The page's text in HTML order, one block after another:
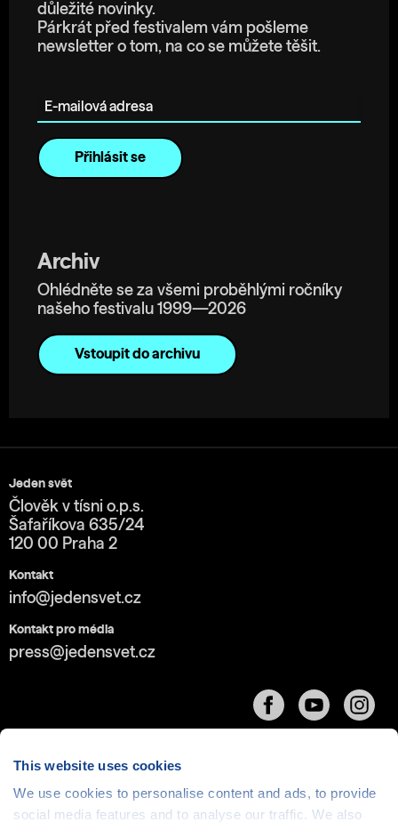
This website uses cookies
We use cookies to personalise content and ads, to provide
social media features and to analyse our traffic. We also
důležité novinky.
Párkrát před festivalem vám pošleme
newsletter o tom, na co se můžete těšit.
Archiv
Ohlédněte se za všemi proběhlými ročníky
našeho festivalu 1999—2026
Vstoupit do archivu
Jeden svět
Člověk v tísni o.p.s.
Šafaříkova 635/24
120 00 Praha 2
Kontakt
info@jedensvet.cz
Kontakt pro média
press@jedensvet.cz
Cookies| © 1999-2026 Člověk v tísni o.p.s., web běží